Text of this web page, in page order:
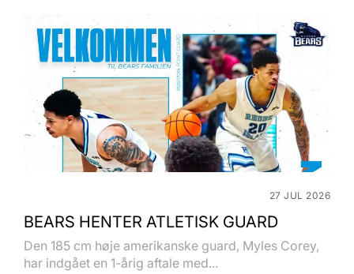
27 JUL 2026
BEARS HENTER ATLETISK GUARD
Den 185 cm høje amerikanske guard, Myles Corey,
har indgået en 1-årig aftale med...